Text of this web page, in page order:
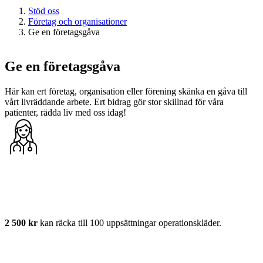
Stöd oss
Företag och organisationer
Ge en företagsgåva
Ge en företagsgåva
Här kan ert företag, organisation eller förening skänka en gåva till
vårt livräddande arbete. Ert bidrag gör stor skillnad för våra
patienter, rädda liv med oss idag!
2 500 kr kan räcka till 100 uppsättningar operationskläder.